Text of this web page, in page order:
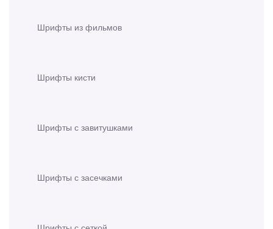
Шрифты из фильмов
Шрифты кисти
Шрифты с завитушками
Шрифты с засечками